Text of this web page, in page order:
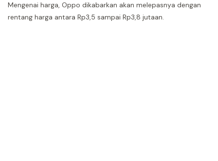
Mengenai harga, Oppo dikabarkan akan melepasnya dengan
rentang harga antara Rp3,5 sampai Rp3,8 jutaan.